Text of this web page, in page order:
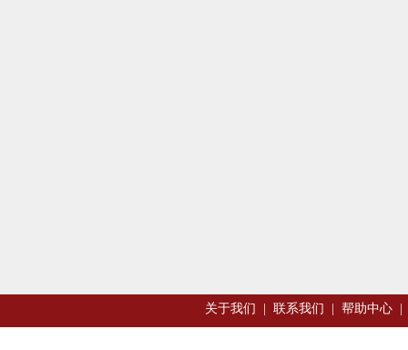
关于我们 联系我们 帮助中心